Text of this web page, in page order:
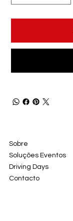
Sobre
Soluções Eventos
Driving Days
Contacto